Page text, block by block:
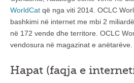
WorldCat që nga viti 2014. OCLC
bashkimi në internet me mbi 2
në 172 vende dhe territore. OCLC
vendosura në magazinat e anëtarëve.
Hapat (faqja e